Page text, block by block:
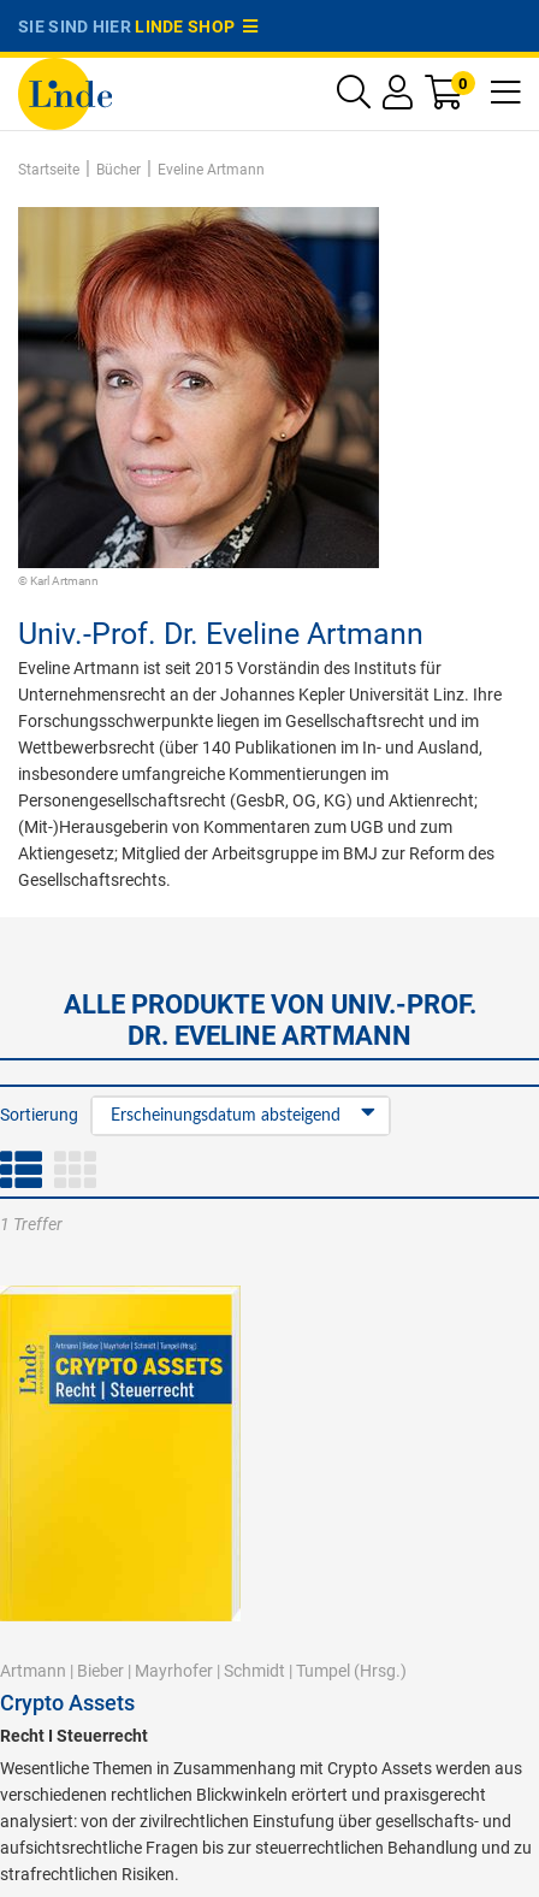
SIE SIND HIERLINDE SHOP
0
Startseite | Bücher | Eveline Artmann
© Karl Artmann
Univ.-Prof. Dr. Eveline Artmann
Eveline Artmann ist seit 2015 Vorständin des Instituts für
Unternehmensrecht an der Johannes Kepler Universität Linz. Ihre
Forschungsschwerpunkte liegen im Gesellschaftsrecht und im
Wettbewerbsrecht (über 140 Publikationen im In- und Ausland,
insbesondere umfangreiche Kommentierungen im
Personengesellschaftsrecht (GesbR, OG, KG) und Aktienrecht;
(Mit-)Herausgeberin von Kommentaren zum UGB und zum
Aktiengesetz; Mitglied der Arbeitsgruppe im BMJ zur Reform des
Gesellschaftsrechts.
ALLE PRODUKTE VON UNIV.-PROF.
DR. EVELINE ARTMANN
Sortierung Erscheinungsdatum absteigend
1 Treffer
Artmann | Bieber | Mayrhofer | Schmidt | Tumpel (Hrsg.)
Crypto Assets
Recht I Steuerrecht
Wesentliche Themen in Zusammenhang mit Crypto Assets werden aus
verschiedenen rechtlichen Blickwinkeln erörtert und praxisgerecht
analysiert: von der zivilrechtlichen Einstufung über gesellschafts- und
aufsichtsrechtliche Fragen bis zur steuerrechtlichen Behandlung und zu
strafrechtlichen Risiken.